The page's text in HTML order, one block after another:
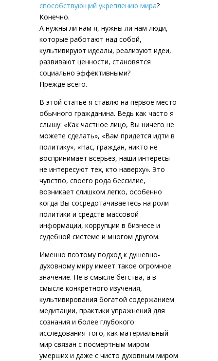
способствующий укреплению мира?
Конечно.
А нужны ли нам я, нужны ли нам люди,
которые работают над собой,
культивируют идеалы, реализуют идеи,
развивают ценности, становятся
социально эффективными?
Прежде всего.
В этой статье я ставлю на первое место
обычного гражданина. Ведь как часто я
слышу: «Как частное лицо, Вы ничего не
можете сделать», «Вам придется идти в
политику», «Нас, граждан, никто не
воспринимает всерьез, наши интересы
не интересуют тех, кто наверху». Это
чувство, своего рода бессилие,
возникает слишком легко, особенно
когда Вы сосредотачиваетесь на роли
политики и средств массовой
информации, коррупции в бизнесе и
судебной системе и многом другом.
Именно поэтому подход к душевно-
духовному миру имеет такое огромное
значение. Не в смысле бегства, а в
смысле конкретного изучения,
культивирования богатой содержанием
медитации, практики упражнений для
сознания и более глубокого
исследования того, как материальный
мир связан с посмертным миром
умерших и даже с чисто духовным миром